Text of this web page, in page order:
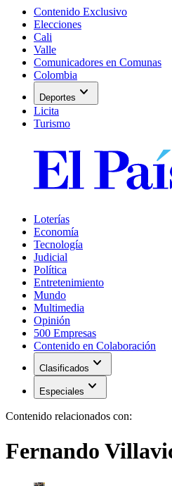
Contenido Exclusivo
Elecciones
Cali
Valle
Comunicadores en Comunas
Colombia
Deportes expand_more
Licita
Turismo
Loterías
Economía
Tecnología
Judicial
Política
Entretenimiento
Mundo
Multimedia
Opinión
500 Empresas
Contenido en Colaboración
Clasificados expand_more
Especiales expand_more
Contenido relacionados con:
Fernando